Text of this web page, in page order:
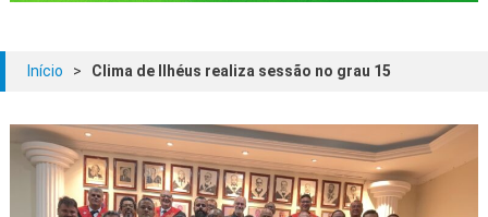
Início > Clima de Ilhéus realiza sessão no grau 15